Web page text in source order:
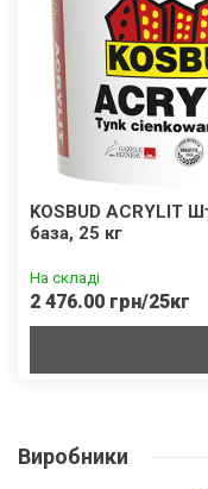
KOSBUD ACRYLIT
база, 25 кг
На складі
2 476.00 грн/25кг
Виробники